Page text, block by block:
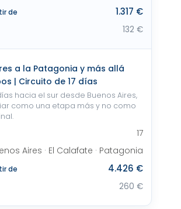
de 1.317 €
132 €
a la Patagonia y más allá
| Circuito de 17 días
hacia el sur desde Buenos Aires,
como una etapa más y no como
17
Aires · El Calafate · Patagonia
de 4.426 €
260 €